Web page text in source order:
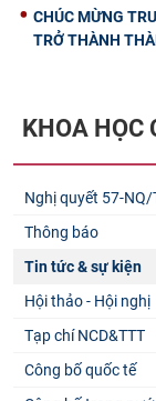
CHÚC MỪNG
TRỞ THÀNH
KHOA HỌC
Nghị quyết 57-NQ/
Thông báo
Tin tức & sự kiện
Hội thảo - Hội nghị
Tạp chí NCD&TTT
Công bố quốc tế